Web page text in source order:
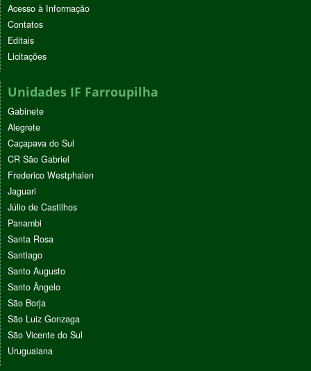
Acesso à Informação
Contatos
Editais
Licitações
Unidades IF Farroupilha
Gabinete
Alegrete
Caçapava do Sul
CR São Gabriel
Frederico Westphalen
Jaguari
Júlio de Castilhos
Panambi
Santa Rosa
Santiago
Santo Augusto
Santo Ângelo
São Borja
São Luiz Gonzaga
São Vicente do Sul
Uruguaiana